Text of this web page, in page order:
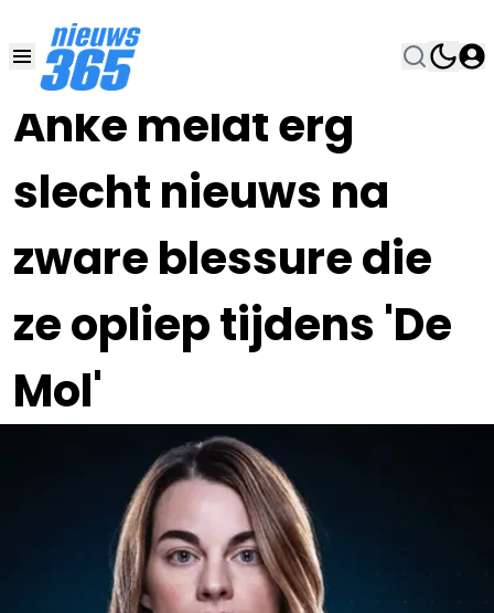
Anke meldt erg
slecht nieuws na
zware blessure die
ze opliep tijdens 'De
Mol'
25 APR 2022, 15:00